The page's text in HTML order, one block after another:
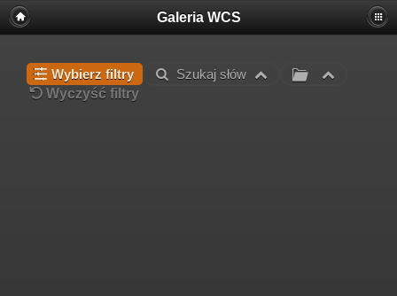
Galeria WCS
Wybierz filtry
Szukaj słów
Wyczyść filtry